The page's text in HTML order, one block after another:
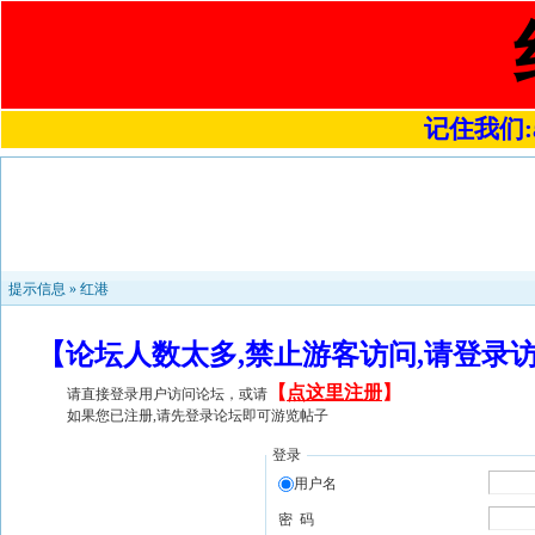
记住我们
提示信息 » 红港
【论坛人数太多,禁止游客访问,请登
请直接登录用户访问论坛，或请 【 点这里注册】
如果您已注册,请先登录论坛即可游览帖子
登录
用户名
密 码